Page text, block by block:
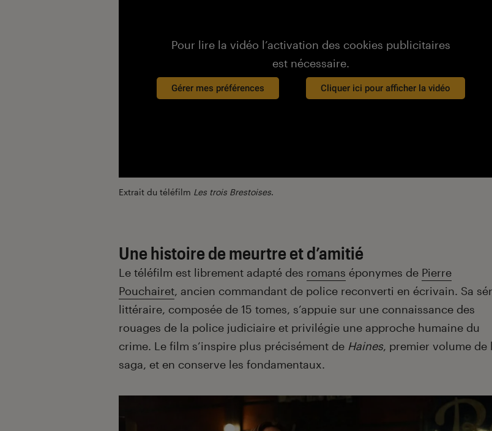
Pour lire la vidéo l’activation des cookies publicitaires
est nécessaire.
Gérer mes préférences Cliquer ici pour afficher la vidéo
Extrait du téléfilm Les trois Brestoises.
Une histoire de meurtre et d’amitié
Le téléfilm est librement adapté des romans éponymes de Pierre
Pouchairet, ancien commandant de police reconverti en écrivain. Sa
littéraire, composée de 15 tomes, s’appuie sur une connaissance des
rouages de la police judiciaire et privilégie une approche humaine du
crime. Le film s’inspire plus précisément de Haines, premier volume de
saga, et en conserve les fondamentaux.